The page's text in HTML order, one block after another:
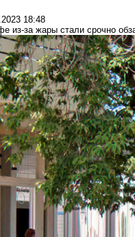
18:48
из-за жары стали срочно